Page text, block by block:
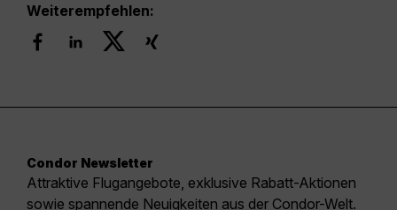
Weiterempfehlen:
Condor Newsletter
Attraktive Flugangebote, exklusive Rabatt-Aktionen
sowie spannende Neuigkeiten aus der Condor-Welt.